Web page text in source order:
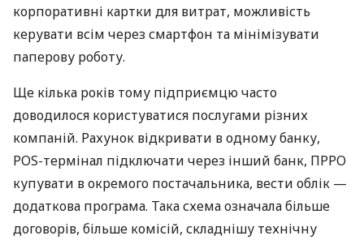
корпоративні картки для витрат, можливість
керувати всім через смартфон та мінімізувати
паперову роботу.
Ще кілька років тому підприємцю часто
доводилося користуватися послугами різних
компаній. Рахунок відкривати в одному банку,
POS-термінал підключати через інший банк, ПРРО
купувати в окремого постачальника, вести облік —
додаткова програма. Така схема означала більше
договорів, більше комісій, складнішу технічну